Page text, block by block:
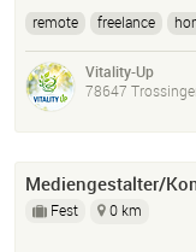
remote freelance
Vertriebsunterstützung
Datenorganisation
Vitality-Up
78647
Mediengestalter/
Fest 0 km